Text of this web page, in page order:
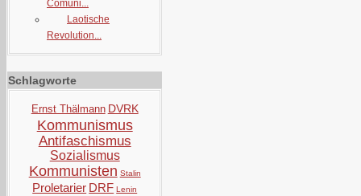
Comuni...
Laotische
Revolution...
Schlagworte
Ernst Thälmann DVRK
Kommunismus
Antifaschismus
Sozialismus
Kommunisten Stalin
Proletarier DRF Lenin